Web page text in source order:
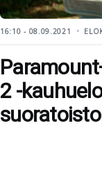
16:10 - 08.09.2021
2 -